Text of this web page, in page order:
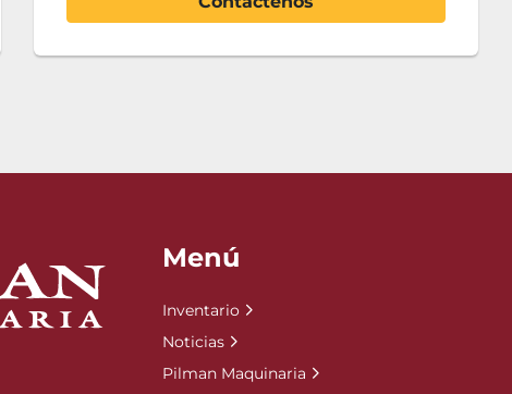
Menú
Inventario
Noticias
Pilman Maquinaria